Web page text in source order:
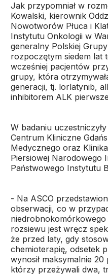
Jak przypomniał w
Kowalski, kierownik
Nowotworów Płuca i
Instytutu Onkologii w
generalny Polskiej
rozpoczętym siedem lat
wcześniej pacjentów
grupy, która
generacji, tj. lorlatynib,
inhibitorem ALK
W badaniu
Centrum Kliniczne
Medycznego oraz
Piersiowej Narodowego
Państwowego Instytutu
- Na ASCO
obserwacji, co w
niedrobnokomórkowego
rozsiewu jest wręcz
że przed laty, gdy
chemioterapię, odsetek
wynosił maksymalnie
którzy przeżywali dwa,